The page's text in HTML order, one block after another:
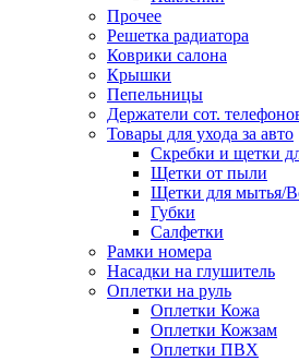
Прочее
Решетка радиатора
Коврики салона
Крышки
Пепельницы
Держатели сот.
Товары для ухода за авто
Скребки и щетки
Щетки от пыли
Щетки для мытья/
Губки
Салфетки
Рамки номера
Насадки на глушитель
Оплетки на руль
Оплетки Кожа
Оплетки Кожзам
Оплетки ПВХ